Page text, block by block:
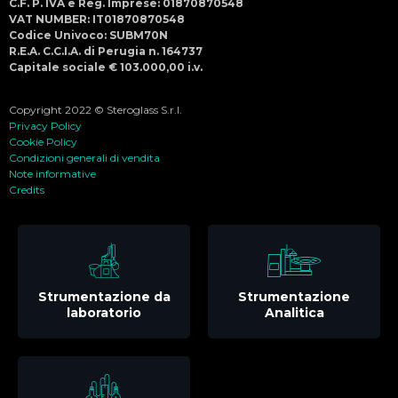
C.F. P. IVA e Reg. Imprese: 01870870548
VAT NUMBER: IT01870870548
Codice Univoco: SUBM70N
R.E.A. C.C.I.A. di Perugia n. 164737
Capitale sociale € 103.000,00 i.v.
Copyright 2022 © Steroglass S.r.l.
Privacy Policy
Cookie Policy
Condizioni generali di vendita
Note informative
Credits
Strumentazione da
laboratorio
Strumentazione
Analitica